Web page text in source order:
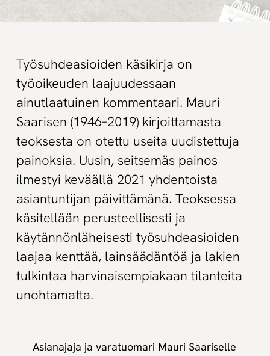
Työsuhdeasioiden käsikirja on
työoikeuden laajuudessaan
ainutlaatuinen kommentaari. Mauri
Saarisen (1946–2019) kirjoittamasta
teoksesta on otettu useita uudistettuja
painoksia. Uusin, seitsemäs painos
ilmestyi keväällä 2021 yhdentoista
asiantuntijan päivittämänä. Teoksessa
käsitellään perusteellisesti ja
käytännönläheisesti työsuhdeasioiden
laajaa kenttää, lainsäädäntöä ja lakien
tulkintaa harvinaisempiakaan tilanteita
unohtamatta.
Asianajaja ja varatuomari Mauri Saariselle